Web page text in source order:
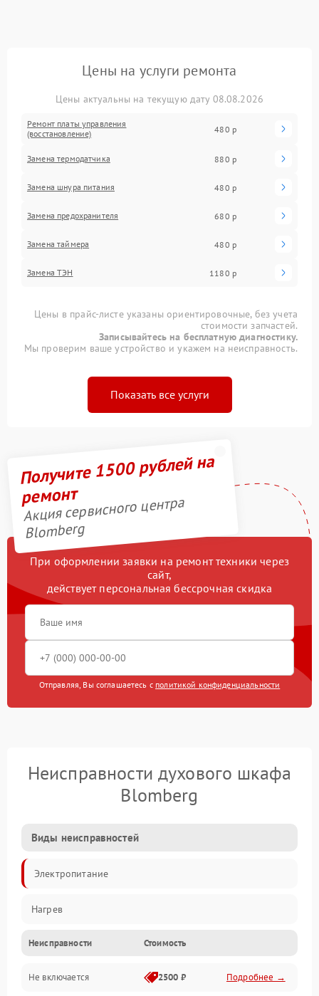
Цены на услуги ремонта
Цены актуальны на текущую дату 08.08.2026
Ремонт платы управления
(восстановление)
480 р
Замена термодатчика 880 р
Замена шнура питания 480 р
Замена предохранителя 680 р
Замена таймера 480 р
Замена ТЭН 1180 р
Цены в прайс-листе указаны ориентировочные, без учета
стоимости запчастей.
Записывайтесь на бесплатную диагностику.
Мы проверим ваше устройство и укажем на неисправность.
Показать все услуги
Получите 1500 рублей на
ремонт
Акция сервисного центра
Blomberg
При оформлении заявки на ремонт техники через
сайт,
действует персональная бессрочная скидка
Отправляя, Вы соглашаетесь с политикой конфиденциальности
Неисправности духового шкафа
Blomberg
Виды неисправностей
Электропитание
Нагрев
Неисправности Стоимость
Не включается 2500 ₽ Подробнее →